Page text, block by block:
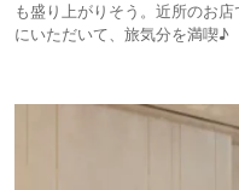
も盛り上がりそう。近所のお
にいただいて、旅気分を満喫♪